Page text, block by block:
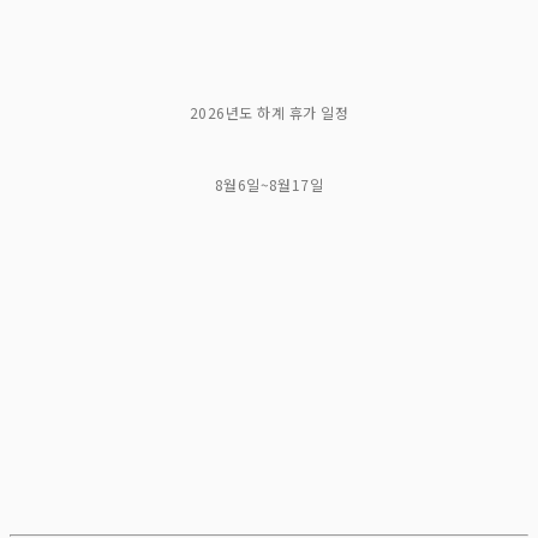
2026년도 하계 휴가 일정
8월6일~8월17일